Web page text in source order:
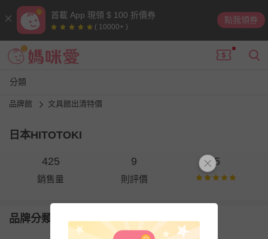
首載 App 現領 $ 100 折價券
( 10000+ )
點我領券
分類
品牌館 文具館出清特價
日本HITOTOKI
425
銷售量
9
則評價
5
品牌分類